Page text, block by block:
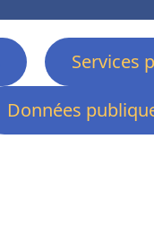
Services
Données